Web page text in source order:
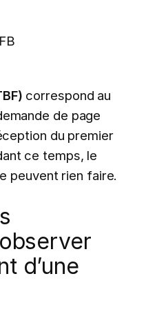
correspond au
de page
du premier
ce temps, le
peuvent rien faire.
d’une